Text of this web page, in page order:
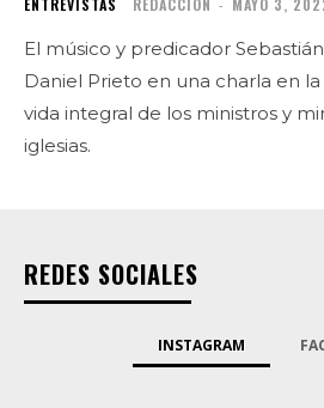
ENTREVISTAS REDACCIÓN - MAYO 3,
El músico y predicador
Daniel Prieto en una charla en
vida integral de los ministros y
iglesias.
REDES SOCIALES
INSTAGRAM